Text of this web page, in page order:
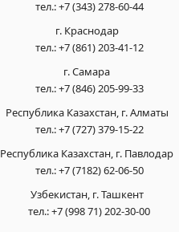
тел.:+7 (343) 278-60-44
г. Краснодар
тел.:+7 (861) 203-41-12
г. Самара
тел.:+7 (846) 205-99-33
Республика Казахстан, г. Алматы
тел.:+7 (727) 379-15-22
Республика Казахстан, г. Павлодар
тел.:+7 (7182) 62-06-50
Узбекистан, г. Ташкент
тел.:+7 (998 71) 202-30-00